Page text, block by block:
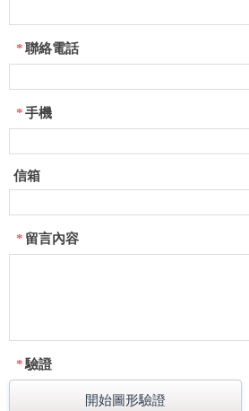
*聯絡電話
*手機
信箱
* 留言內容
*驗證
開始圖形驗證